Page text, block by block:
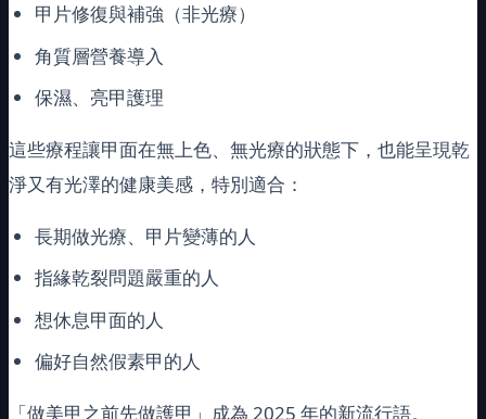
甲片修復與補強（非光療）
角質層營養導入
保濕、亮甲護理
這些療程讓甲面在無上色、無光療的狀態下，也能呈現乾
淨又有光澤的健康美感，特別適合：
長期做光療、甲片變薄的人
指緣乾裂問題嚴重的人
想休息甲面的人
偏好自然假素甲的人
「做美甲之前先做護甲」成為 2025 年的新流行語。